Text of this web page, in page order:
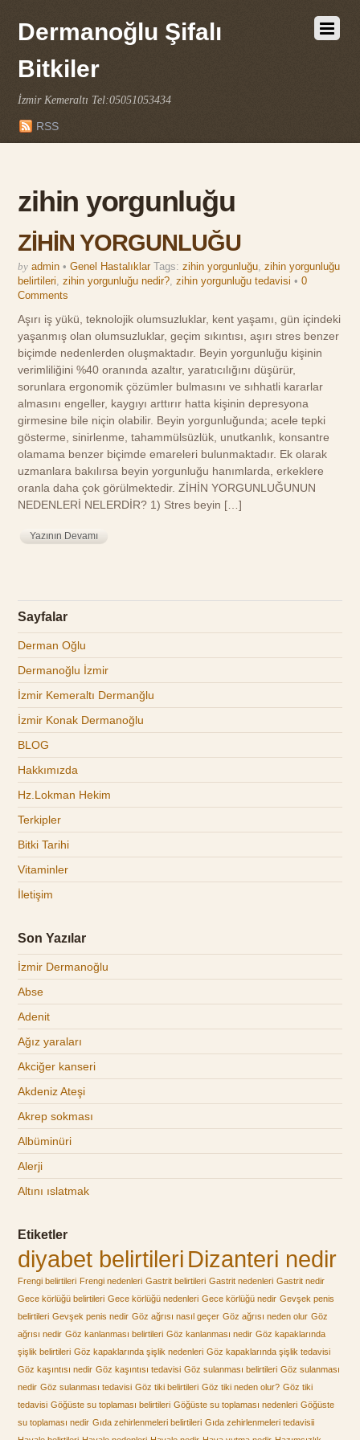
Dermanoğlu Şifalı
Bitkiler
İzmir Kemeraltı Tel:05051053434
RSS
zihin yorgunluğu
ZİHİN YORGUNLUĞU
by admin • Genel Hastalıklar Tags:zihin yorgunluğu,zihin yorgunluğu
belirtileri,zihin yorgunluğu nedir?,zihin yorgunluğu tedavisi •0
Comments
Aşırı iş yükü, teknolojik olumsuzluklar, kent yaşamı, gün içindeki
yaşanmış olan olumsuzluklar, geçim sıkıntısı, aşırı stres benzer
biçimde nedenlerden oluşmaktadır. Beyin yorgunluğu kişinin
verimliliğini %40 oranında azaltır, yaratıcılığını düşürür,
sorunlara ergonomik çözümler bulmasını ve sıhhatli kararlar
almasını engeller, kaygıyı arttırır hatta kişinin depresyona
girmesine bile niçin olabilir. Beyin yorgunluğunda; acele tepki
gösterme, sinirlenme, tahammülsüzlük, unutkanlık, konsantre
olamama benzer biçimde emareleri bulunmaktadır. Ek olarak
uzmanlara bakılırsa beyin yorgunluğu hanımlarda, erkeklere
oranla daha çok görülmektedir. ZİHİN YORGUNLUĞUNUN
NEDENLERİ NELERDİR? 1) Stres beyin […]
Yazının Devamı
Sayfalar
Derman Oğlu
Dermanoğlu İzmir
İzmir Kemeraltı Dermanğlu
İzmir Konak Dermanoğlu
BLOG
Hakkımızda
Hz.Lokman Hekim
Terkipler
Bitki Tarihi
Vitaminler
İletişim
Son Yazılar
İzmir Dermanoğlu
Abse
Adenit
Ağız yaraları
Akciğer kanseri
Akdeniz Ateşi
Akrep sokması
Albüminüri
Alerji
Altını ıslatmak
Etiketler
diyabet belirtileri Dizanteri nedir
Frengi belirtileri Frengi nedenleri Gastrit belirtileri Gastrit nedenleri Gastrit nedir
Gece körlüğü belirtileri Gece körlüğü nedenleri Gece körlüğü nedir Gevşek penis
belirtileri Gevşek penis nedir Göz ağrısı nasıl geçer Göz ağrısı neden olur Göz
ağrısı nedir Göz kanlanması belirtileri Göz kanlanması nedir Göz kapaklarında
şişlik belirtileri Göz kapaklarında şişlik nedenleri Göz kapaklarında şişlik tedavisi
Göz kaşıntısı nedir Göz kaşıntısı tedavisi Göz sulanması belirtileri Göz sulanması
nedir Göz sulanması tedavisi Göz tiki belirtileri Göz tiki neden olur? Göz tiki
tedavisi Göğüste su toplaması belirtileri Göğüste su toplaması nedenleri Göğüste
su toplaması nedir Gıda zehirlenmeleri belirtileri Gıda zehirlenmeleri tedavisii